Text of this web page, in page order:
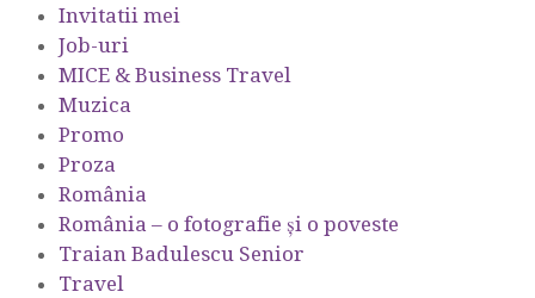
Invitatii mei
Job-uri
MICE & Business Travel
Muzica
Promo
Proza
România
România – o fotografie şi o poveste
Traian Badulescu Senior
Travel